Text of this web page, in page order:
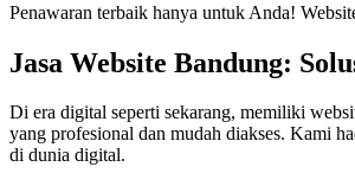
Penawaran terbaik hanya untuk Anda!
Jasa Website Bandung:
Di era digital seperti sekarang, memiliki
yang profesional dan mudah diakses. Kami
di dunia digital.